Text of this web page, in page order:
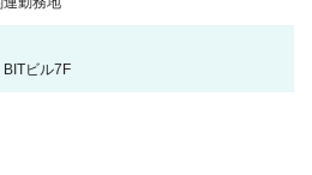
BITビル7F